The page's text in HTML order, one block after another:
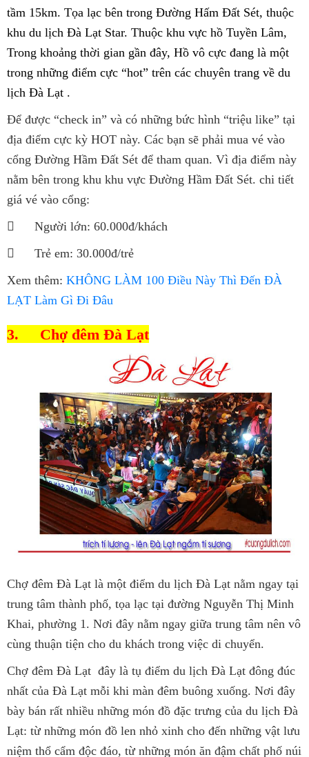
tầm 15km. Tọa lạc bên trong Đường Hấm Đất Sét, thuộc
khu du lịch Đà Lạt Star. Thuộc khu vực hồ Tuyền Lâm,
Trong khoảng thời gian gần đây, Hồ vô cực đang là một
trong những điểm cực “hot” trên các chuyên trang về du
lịch Đà Lạt .
Để được “check in” và có những bức hình “triệu like” tại
địa điểm cực kỳ HOT này. Các bạn sẽ phải mua vé vào
cổng Đường Hầm Đất Sét để tham quan. Vì địa điểm này
nằm bên trong khu khu vực Đường Hầm Đất Sét. chi tiết
giá vé vào cổng:

Người lớn: 60.000đ/khách

Trẻ em: 30.000đ/trẻ
Xem thêm: KHÔNG LÀM 100 Điều Này Thì Đến ĐÀ
LẠT Làm Gì Đi Đâu
3. Chợ đêm Đà Lạt
Chợ đêm Đà Lạt là một điểm du lịch Đà Lạt nằm ngay tại
trung tâm thành phố, tọa lạc tại đường Nguyễn Thị Minh
Khai, phường 1. Nơi đây nằm ngay giữa trung tâm nên vô
cùng thuận tiện cho du khách trong việc di chuyển.
Chợ đêm Đà Lạt đây là tụ điểm du lịch Đà Lạt đông đúc
nhất của Đà Lạt mỗi khi màn đêm buông xuống. Nơi đây
bày bán rất nhiều những món đồ đặc trưng của du lịch Đà
Lạt: từ những món đồ len nhỏ xinh cho đến những vật lưu
niệm thổ cẩm độc đáo, từ những món ăn đậm chất phố núi